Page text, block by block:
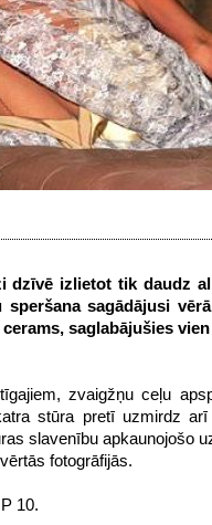
dzīvē izlietot tik daudz
sagādājusi
saglabājušies
zvaigžņu ceļu
stūra pretī uzmirdz
slavenību apkaunojošo
fotogrāfijās.
10.